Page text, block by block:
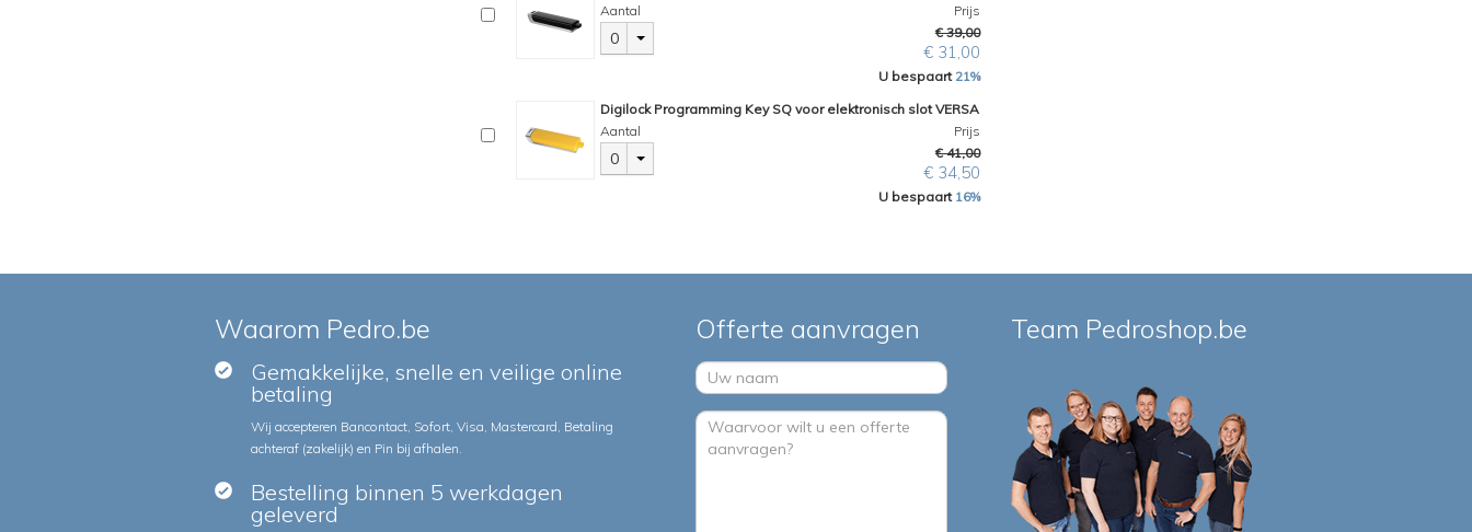
Aantal
0
Prijs
€ 39,00
€ 31,00
U bespaart 21%
Digilock Programming Key SQ voor elektronisch slot VERSA
Aantal
0
Prijs
€ 41,00
€ 34,50
U bespaart 16%
Waarom Pedro.be
Gemakkelijke, snelle en veilige online
betaling
Wij accepteren Bancontact, Sofort, Visa, Mastercard, Betaling
achteraf (zakelijk) en Pin bij afhalen.
Bestelling binnen 5 werkdagen
geleverd
Offerte aanvragen Team Pedroshop.be